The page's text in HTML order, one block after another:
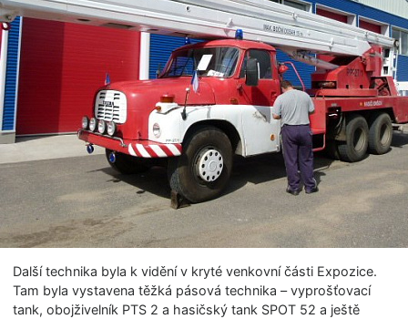
Další technika byla k vidění v kryté venkovní části Expozice.
Tam byla vystavena těžká pásová technika – vyprošťovací
tank, obojživelník PTS 2 a hasičský tank SPOT 52 a ještě